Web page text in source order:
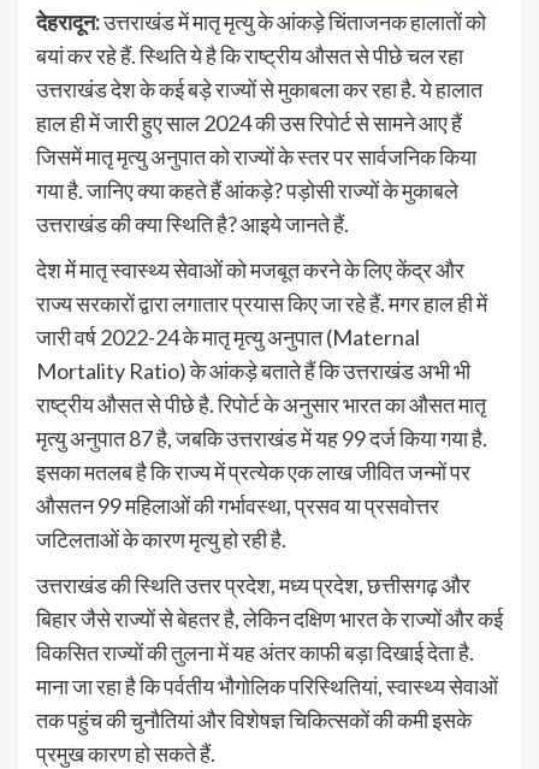
देहरादून:उत्तराखंड में मातृ मृत्यु के आंकड़े चिंताजनक हालातों को
बयां कर रहे हैं. स्थिति ये है कि राष्ट्रीय औसत से पीछे चल रहा
उत्तराखंड देश के कई बड़े राज्यों से मुकाबला कर रहा है. ये हालात
हाल ही में जारी हुए साल 2024 की उस रिपोर्ट से सामने आए हैं
जिसमें मातृ मृत्यु अनुपात को राज्यों के स्तर पर सार्वजनिक किया
गया है. जानिए क्या कहते हैं आंकड़े? पड़ोसी राज्यों के मुकाबले
उत्तराखंड की क्या स्थिति है? आइये जानते हैं.
देश में मातृ स्वास्थ्य सेवाओं को मजबूत करने के लिए केंद्र और
राज्य सरकारों द्वारा लगातार प्रयास किए जा रहे हैं. मगर हाल ही में
जारी वर्ष 2022-24 के मातृ मृत्यु अनुपात (Maternal
Mortality Ratio) के आंकड़े बताते हैं कि उत्तराखंड अभी भी
राष्ट्रीय औसत से पीछे है. रिपोर्ट के अनुसार भारत का औसत मातृ
मृत्यु अनुपात 87 है, जबकि उत्तराखंड में यह 99 दर्ज किया गया है.
इसका मतलब है कि राज्य में प्रत्येक एक लाख जीवित जन्मों पर
औसतन 99 महिलाओं की गर्भावस्था, प्रसव या प्रसवोत्तर
जटिलताओं के कारण मृत्यु हो रही है.
उत्तराखंड की स्थिति उत्तर प्रदेश, मध्य प्रदेश, छत्तीसगढ़ और
बिहार जैसे राज्यों से बेहतर है, लेकिन दक्षिण भारत के राज्यों और कई
विकसित राज्यों की तुलना में यह अंतर काफी बड़ा दिखाई देता है.
माना जा रहा है कि पर्वतीय भौगोलिक परिस्थितियां, स्वास्थ्य सेवाओं
तक पहुंच की चुनौतियां और विशेषज्ञ चिकित्सकों की कमी इसके
प्रमुख कारण हो सकते हैं.